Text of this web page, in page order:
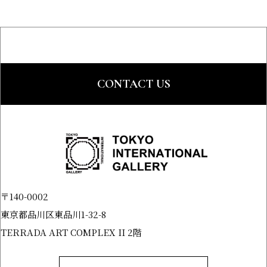
CONTACT US
〒140-0002
東京都品川区東品川1-32-8
TERRADA ART COMPLEX II 2階